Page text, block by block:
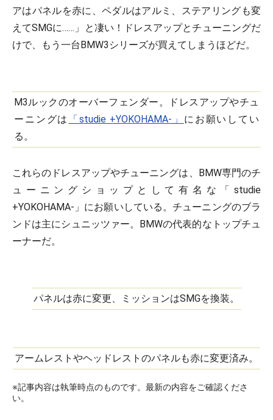
アはパネルを赤に、ペダルはアルミ、ステアリングも変
えてSMGに……」と凄い！ドレスアップとチューニングだ
けで、もう一台BMW3シリーズが買えてしまうほどだ。
M3ルックのオーバーフェンダー。ドレスアップやチュ
ーニングは
「studie +YOKOHAMA-」 にお願いしてい
る。
これらのドレスアップやチューニングは、BMW専門のチ
ューニングショップとして有名な「studie
+YOKOHAMA-」にお願いしている。チューニングのブラ
ンドは主にシュニッツァー。BMWの代表的なトップチュ
ーナーだ。
パネルは赤に変更、ミッションはSMGを換装。
アームレストやヘッドレストのパネルも赤に変更済み。
※記事内容は執筆時点のものです。最新の内容をご確認くださ
い。